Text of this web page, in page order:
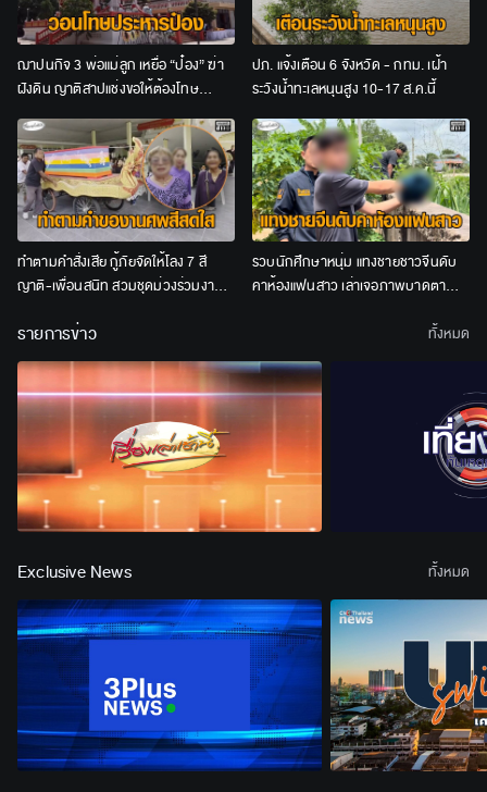
ฌาปนกิจ 3 พ่อแม่ลูก เหยื่อ “ป๋อง” ฆ่า
ฝังดิน ญาติสาปแช่งขอให้ต้องโทษ
ประหาร
ปภ. แจ้งเตือน 6 จังหวัด - กทม. เฝ้า
ระวังน้ำทะเลหนุนสูง 10-17 ส.ค.นี้
ทำตามคำสั่งเสีย กู้ภัยจัดให้โลง 7 สี
ญาติ-เพื่อนสนิท สวมชุดม่วงร่วมงาน
รวบนักศึกษาหนุ่ม แทงชายชาวจีนดับ
คาห้องแฟนสาว เล่าเจอภาพบาดตา
รายการข่าว ทั้งหมด
Exclusive News ทั้งหมด